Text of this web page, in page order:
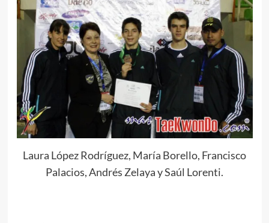
Laura López Rodríguez, María Borello, Francisco
Palacios, Andrés Zelaya y Saúl Lorenti.